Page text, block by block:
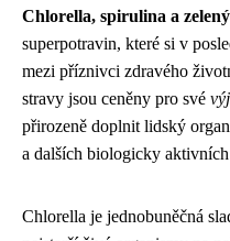
Chlorella, spirulina a
superpotravin, které si v
mezi příznivci zdravého
stravy jsou ceněny pro své
přirozeně doplnit lidský
a dalších biologicky
Chlorella je jednobuněčná